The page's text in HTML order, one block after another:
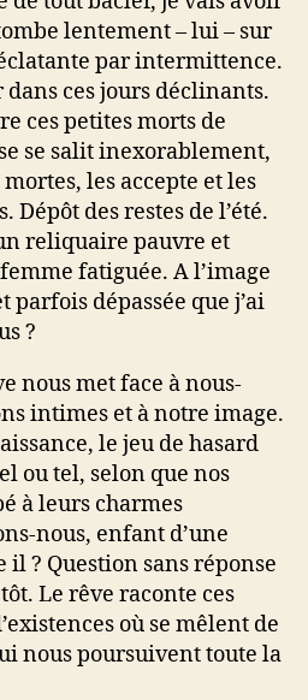
lentement – lui – sur
par intermittence.
ces jours déclinants.
ces petites morts de
se salit inexorablement,
les accepte et les
Dépôt des restes de l’été.
reliquaire pauvre et
fatiguée. A l’image
parfois dépassée que j’ai
?
nous met face à nous-
intimes et à notre image.
le jeu de hasard
ou tel, selon que nos
à leurs charmes
nous, enfant d’une
il ? Question sans réponse
Le rêve raconte ces
où se mêlent de
nous poursuivent toute la